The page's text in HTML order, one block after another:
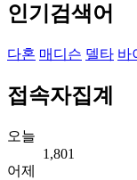
인기검색어
다혼 매디슨 델타 바
접속자집계
오늘
1,801
어제